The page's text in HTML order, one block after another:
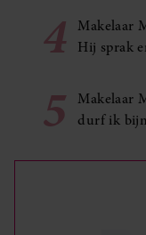
4
Makelaar
Hij sprak
5
Makelaar
durf ik